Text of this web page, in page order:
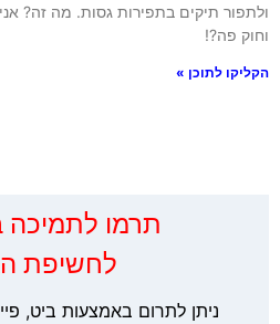
ולתפור תיקים בתפירות גסות. מה זה?
וחוק פה?!
הקליקו לתוכן »
‏תרמו לתמיכה
לחשיפת
ניתן לתרום באמצעות ביט,